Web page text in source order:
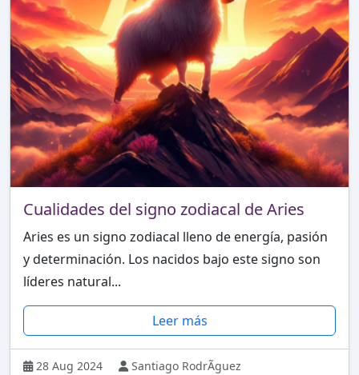
Cualidades del signo zodiacal de Aries
Aries es un signo zodiacal lleno de energía, pasión
y determinación. Los nacidos bajo este signo son
líderes natural...
Leer más
28 Aug 2024 Santiago RodrÃ­guez